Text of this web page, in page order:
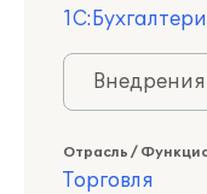
Отрасль /
Торговля